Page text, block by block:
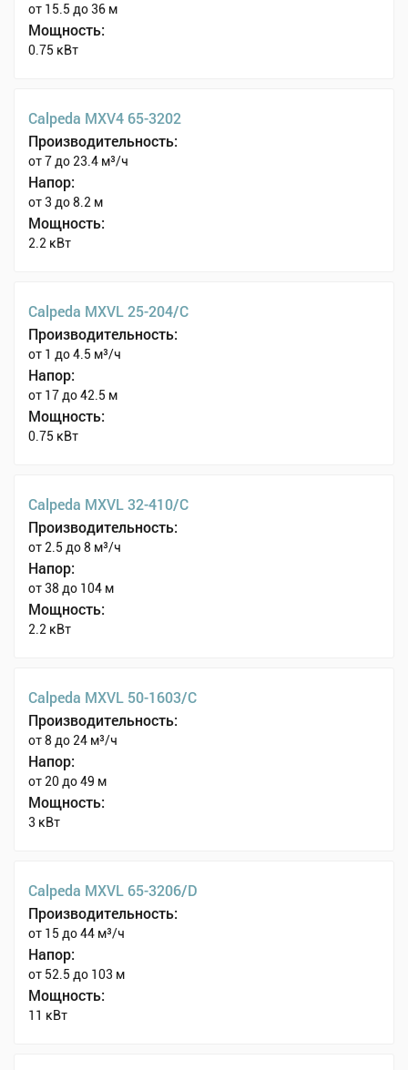
от 15.5 до 36 м
Мощность:
0.75 кВт
Calpeda MXV4 65-3202
Производительность:
от 7 до 23.4 м³/ч
Напор:
от 3 до 8.2 м
Мощность:
2.2 кВт
Calpeda MXVL 25-204/C
Производительность:
от 1 до 4.5 м³/ч
Напор:
от 17 до 42.5 м
Мощность:
0.75 кВт
Calpeda MXVL 32-410/C
Производительность:
от 2.5 до 8 м³/ч
Напор:
от 38 до 104 м
Мощность:
2.2 кВт
Calpeda MXVL 50-1603/C
Производительность:
от 8 до 24 м³/ч
Напор:
от 20 до 49 м
Мощность:
3 кВт
Calpeda MXVL 65-3206/D
Производительность:
от 15 до 44 м³/ч
Напор:
от 52.5 до 103 м
Мощность:
11 кВт